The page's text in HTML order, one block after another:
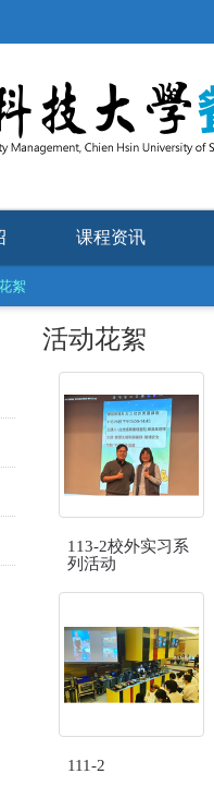
课程资讯
絮
活动花絮
113-2校外实习系
列活动
111-2